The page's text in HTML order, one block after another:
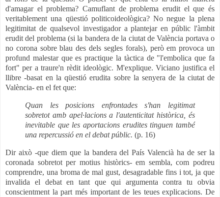
d'amagar el problema? Camuflant de problema erudit el que és
veritablement una qüestió politicoideològica? No negue la plena
legitimitat de qualsevol investigador a plantejar en públic l'àmbit
erudit del problema (si la bandera de la ciutat de València portava o
no corona sobre blau des dels segles forals), però em provoca un
profund malestar que es practique la tàctica de "l'embolica que fa
fort" per a traure'n rèdit ideològic. M'explique. Viciano justifica el
llibre -basat en la qüestió erudita sobre la senyera de la ciutat de
València- en el fet que:
Quan les posicions enfrontades s'han legitimat
sobretot amb apel·lacions a l'autenticitat històrica, és
inevitable que les aportacions erudites tinguen també
una repercussió en el debat públic. (p. 16)
Dir això -que diem que la bandera del País Valencià ha de ser la
coronada sobretot per motius històrics- em sembla, com podreu
comprendre, una broma de mal gust, desagradable fins i tot, ja que
invalida el debat en tant que qui argumenta contra tu obvia
conscientment la part més important de les teues explicacions. De